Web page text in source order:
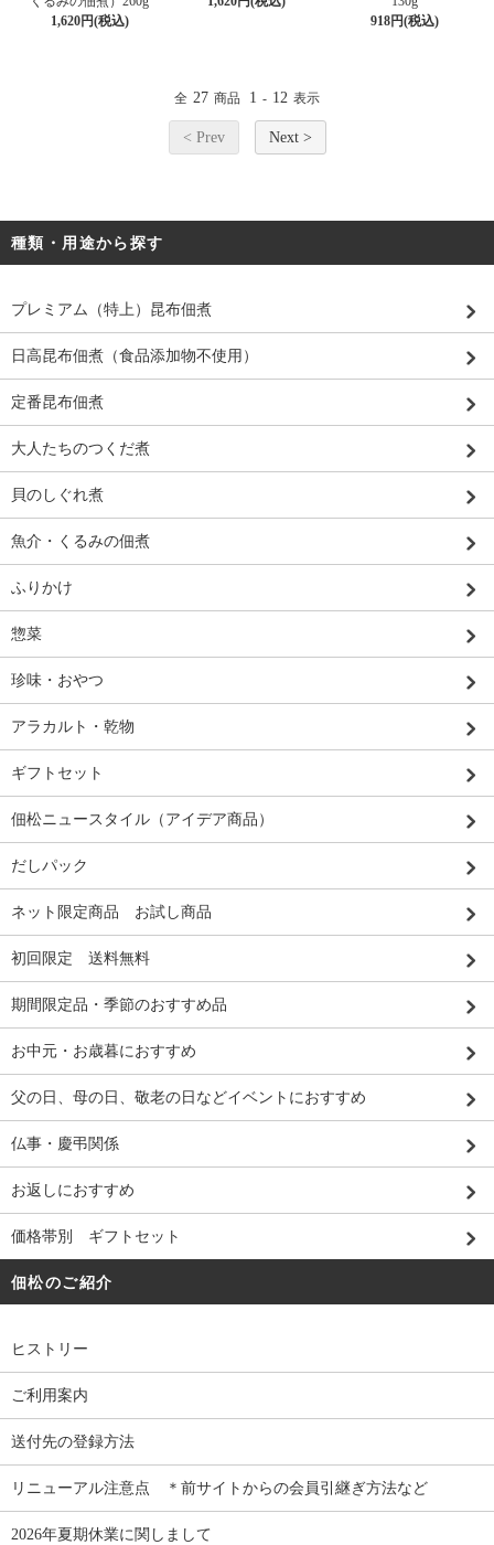
1,620円(税込)
918円(税込)
全 27 商品 1 - 12 表示
< Prev Next >
種類・用途から探す
プレミアム（特上）昆布佃煮
日高昆布佃煮（食品添加物不使用）
定番昆布佃煮
大人たちのつくだ煮
貝のしぐれ煮
魚介・くるみの佃煮
ふりかけ
惣菜
珍味・おやつ
アラカルト・乾物
ギフトセット
佃松ニュースタイル（アイデア商品）
だしパック
ネット限定商品 お試し商品
初回限定 送料無料
期間限定品・季節のおすすめ品
お中元・お歳暮におすすめ
父の日、母の日、敬老の日などイベントにおすすめ
仏事・慶弔関係
お返しにおすすめ
価格帯別 ギフトセット
佃松のご紹介
ヒストリー
ご利用案内
送付先の登録方法
リニューアル注意点 ＊前サイトからの会員引継ぎ方法など
2026年夏期休業に関しまして